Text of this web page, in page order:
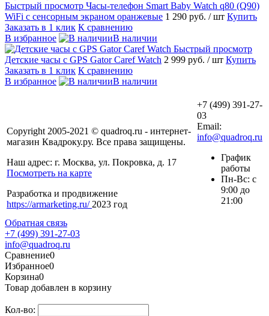
Быстрый просмотр Часы-телефон Smart Baby Watch q80 (Q90)
WiFi с сенсорным экраном оранжевые 1 290 руб. / шт Купить
Заказать в 1 клик К сравнению
В избранное
В наличии
Быстрый просмотр
Детские часы с GPS Gator Caref Watch 2 999 руб. / шт Купить
Заказать в 1 клик К сравнению
В избранное
В наличии
Copyright 2005-2021 © quadroq.ru - интернет-
магазин Квадроку.ру. Все права защищены.
Наш адрес: г. Москва, ул. Покровка, д. 17
Посмотреть на карте
Разработка и продвижение
https://armarketing.ru/ 2023 год
+7 (499) 391-27-
03
Email:
info@quadroq.ru
График
работы
Пн-Вс: с
9:00 до
21:00
Обратная связь
+7 (499) 391-27-03
info@quadroq.ru
Сравнение0
Избранное0
Корзина0
Товар добавлен в корзину
Кол-во: